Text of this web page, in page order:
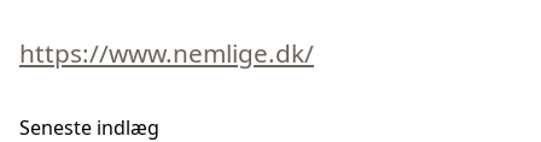
https://www.nemlige.dk/
Seneste indlæg